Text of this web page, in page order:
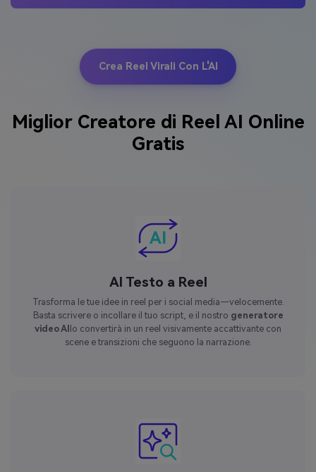
Crea Reel Virali Con L'AI
Miglior Creatore di Reel AI Online
Gratis
AI Testo a Reel
Trasforma le tue idee in reel per i social media—velocemente.
Basta scrivere o incollare il tuo script, e il nostro generatore
video AIlo convertirà in un reel visivamente accattivante con
scene e transizioni che seguono la narrazione.